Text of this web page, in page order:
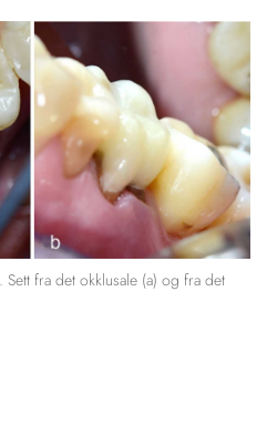
fra det okklusale (a) og fra det